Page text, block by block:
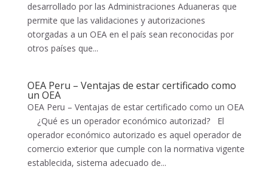
desarrollado por las Administraciones Aduaneras que
permite que las validaciones y autorizaciones
otorgadas a un OEA en el país sean reconocidas por
otros países que...
OEA Peru – Ventajas de estar certificado como
un OEA
OEA Peru – Ventajas de estar certificado como un OEA
¿Qué es un operador económico autorizad? El
operador económico autorizado es aquel operador de
comercio exterior que cumple con la normativa vigente
establecida, sistema adecuado de...